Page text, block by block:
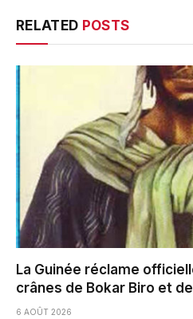
RELATED POSTS
La Guinée réclame
crânes de Bokar Biro et
6 AOÛT 2026